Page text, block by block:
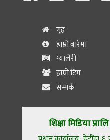
गृह
हाम्रो बारेमा
ग्यालेरी
हाम्रो टिम
सम्पर्क
शिक्षा मिडिया